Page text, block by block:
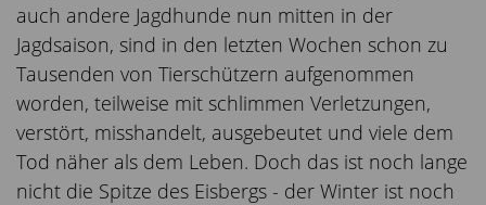
auch andere Jagdhunde nun mitten in der
Jagdsaison, sind in den letzten Wochen schon zu
Tausenden von Tierschützern aufgenommen
worden, teilweise mit schlimmen Verletzungen,
verstört, misshandelt, ausgebeutet und viele dem
Tod näher als dem Leben. Doch das ist noch lange
nicht die Spitze des Eisbergs - der Winter ist noch